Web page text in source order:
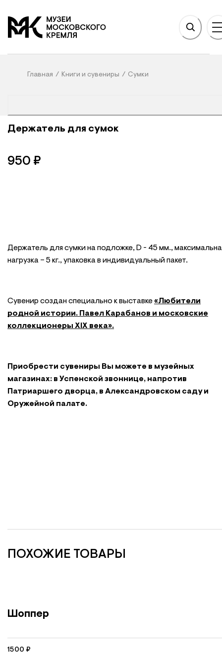
На главную
Главная / Книги и сувениры / Сумки
Держатель для сумок
950 ₽
Держатель для сумки на подложке, D - 45 мм.,
нагрузка – 5 кг., упаковка в индивидуальный пакет.
Сувенир создан специально к выставке«Любители
родной истории. Павел Карабанов и московские
коллекционеры XIX века».
Приобрести сувениры Вы можете в музейных
магазинах: в Успенской звоннице, напротив
Патриаршего дворца, в Александровском саду и
Оружейной палате.
ПОХОЖИЕ ТОВАРЫ
Шоппер
1500 ₽